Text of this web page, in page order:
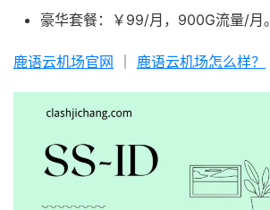
豪华套餐：￥99/月，900G流量/月。
鹿语云机场官网 鹿语云机场怎么样？